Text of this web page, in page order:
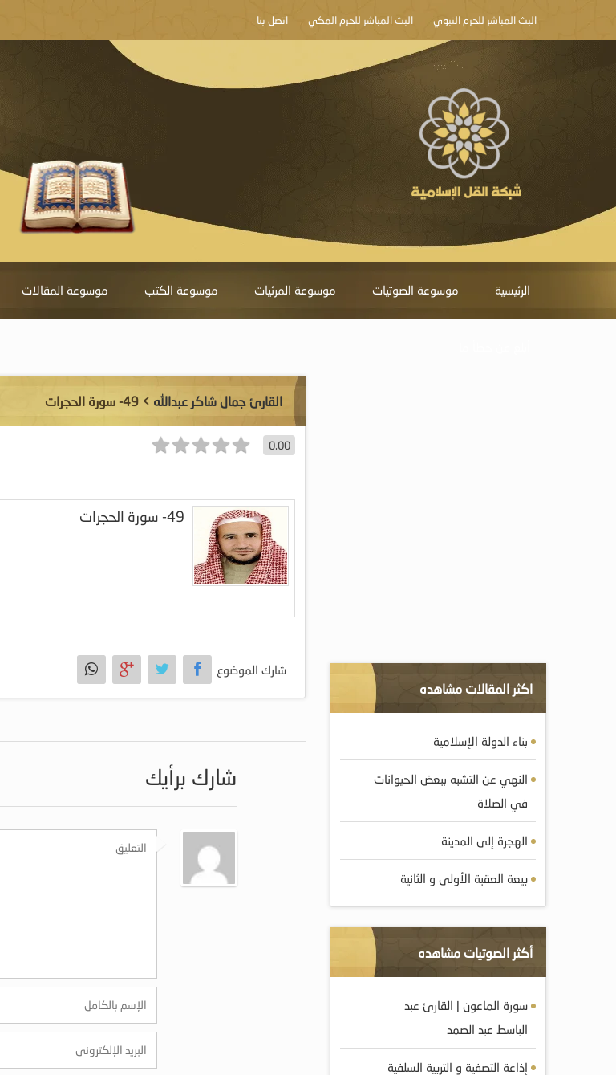
البث المباشر للحرم النبوي البث المباشر للحرم المكي اتصل بنا
المغفرة لأنها أغلى
الرئيسية موسوعة الصوتيات موسوعة المرئيات موسوعة الكتب موسوعة المقالات
القارئ جمال شاكر عبدالله > 49- سورة الحجرات
0.00
49- سورة الحجرات
شارك الموضوع
شارك برأيك
اكثر المقالات مشاهده
بناء الدولة الإسلامية
النهي عن التشبه ببعض الحيوانات
في الصلاة
الهجرة إلى المدينة
بيعة العقبة الأولى و الثانية
أكثر الصوتيات مشاهده
سورة الماعون | القارئ عبد
الباسط عبد الصمد
إذاعة التصفية و التربية السلفية